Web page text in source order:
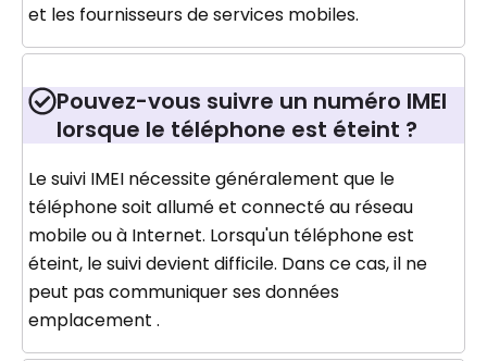
et les fournisseurs de services mobiles.
Pouvez-vous suivre un numéro IMEI
lorsque le téléphone est éteint ?
Le suivi IMEI nécessite généralement que le
téléphone soit allumé et connecté au réseau
mobile ou à Internet. Lorsqu'un téléphone est
éteint, le suivi devient difficile. Dans ce cas, il ne
peut pas communiquer ses données
emplacement .